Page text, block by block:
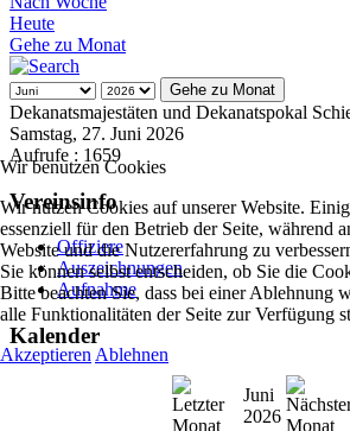
Heute
Gehe zu Monat
Gehe zu Monat
Dekanatsmajestäten und Dekanatspokal
Samstag, 27. Juni 2026
Aufrufe : 1659
Vereinsinfo
Offiziere
Auszeichnungen
Aufnahme
Kalender
Juni
2026
Wir benutzen Cookies
Wir nutzen Cookies auf unserer Website.
essenziell für den Betrieb der Seite, während
Website und die Nutzererfahrung zu
Sie können selbst entscheiden, ob Sie die
Bitte beachten Sie, dass bei einer Ablehnung
alle Funktionalitäten der Seite zur Verfügung
Akzeptieren Ablehnen